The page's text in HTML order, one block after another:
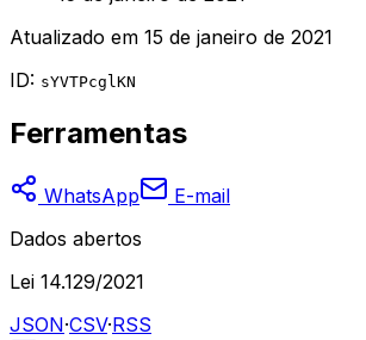
Atualizado em 15 de janeiro de 2021
ID: sYVTPcglKN
Ferramentas
WhatsApp
E-mail
Dados abertos
Lei 14.129/2021
JSON·CSV·RSS